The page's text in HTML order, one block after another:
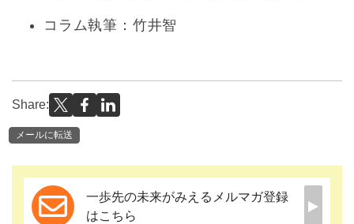
コラム執筆：竹井智
Share:
メールに転送
一歩先の未来がみえるメルマガ登録
はこちら